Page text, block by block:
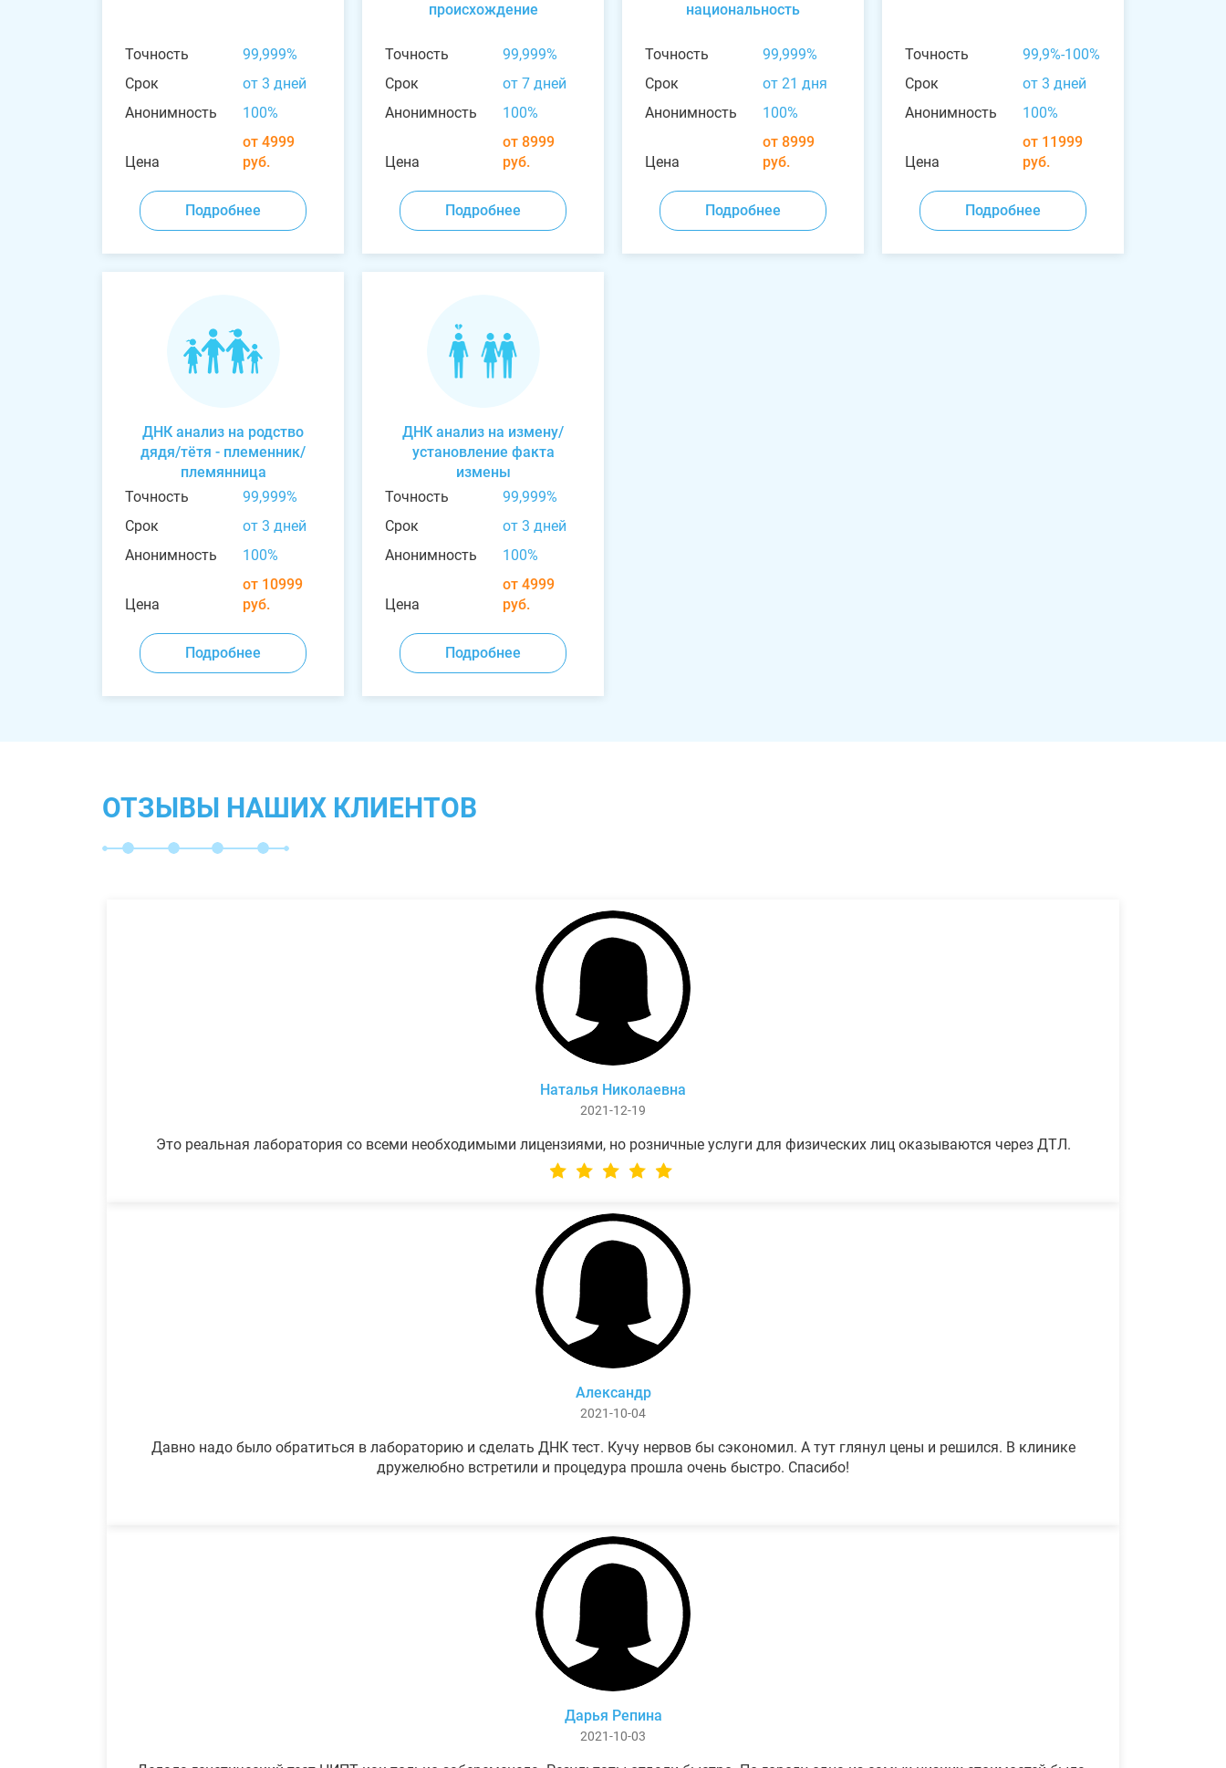
Точность
99,999%
Срок
от 3 дней
Анонимность
100%
Цена
от 4999
руб.
Подробнее
происхождение
Точность
99,999%
Срок
от 7 дней
Анонимность
100%
Цена
от 8999
руб.
Подробнее
национальность
Точность
99,999%
Срок
от 21 дня
Анонимность
100%
Цена
от 8999
руб.
Подробнее
Точность
99,9%-100%
Срок
от 3 дней
Анонимность
100%
Цена
от 11999
руб.
Подробнее
ДНК анализ на родство
дядя/тётя - племенник/
племянница
Точность
99,999%
Срок
от 3 дней
Анонимность
100%
Цена
от 10999
руб.
Подробнее
ДНК анализ на измену/
установление факта
измены
Точность
99,999%
Срок
от 3 дней
Анонимность
100%
Цена
от 4999
руб.
Подробнее
ОТЗЫВЫ НАШИХ КЛИЕНТОВ
Наталья Николаевна
2021-12-19
Это реальная лаборатория со всеми необходимыми лицензиями, но розничные услуги для физических лиц оказываются через ДТЛ.
Александр
2021-10-04
Давно надо было обратиться в лабораторию и сделать ДНК тест. Кучу нервов бы сэкономил. А тут глянул цены и решился. В клинике
дружелюбно встретили и процедура прошла очень быстро. Спасибо!
Дарья Репина
2021-10-03